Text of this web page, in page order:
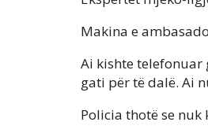
Makina e
Ai kishte telefonuar
gati për të dalë. Ai
Policia thotë se